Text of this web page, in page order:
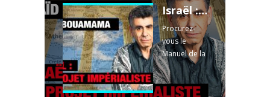
Israël : un projet impérialiste - Saïd Bouamama
Procurez-
vous le
Manuel de la
Palestine ici :
https://invest
igaction.net/